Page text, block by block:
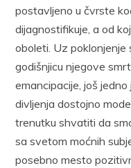
postavljeno u čvrste
dijagnostifikuje, a od
oboleti. Uz poklonjenje
godišnjicu njegove
emancipacije, još
divljenja dostojno
trenutku shvatiti da
sa svetom moćnih
posebno mesto